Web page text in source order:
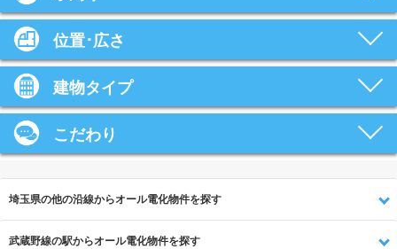
位置･広さ
建物タイプ
こだわり
埼玉県の他の沿線からオール電化物件を探す
武蔵野線の駅からオール電化物件を探す